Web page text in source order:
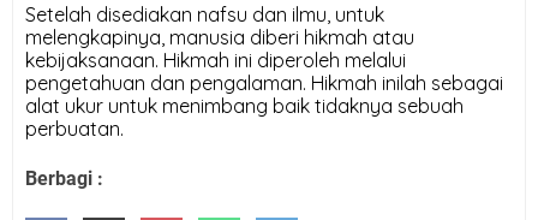
Setelah disediakan nafsu dan ilmu, untuk
melengkapinya, manusia diberi hikmah atau
kebijaksanaan. Hikmah ini diperoleh melalui
pengetahuan dan pengalaman. Hikmah inilah sebagai
alat ukur untuk menimbang baik tidaknya sebuah
perbuatan.
Berbagi :